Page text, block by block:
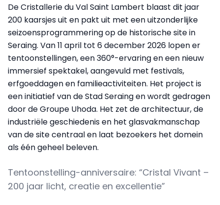
De Cristallerie du Val Saint Lambert blaast dit jaar
200 kaarsjes uit en pakt uit met een uitzonderlijke
seizoensprogrammering op de historische site in
Seraing. Van 11 april tot 6 december 2026 lopen er
tentoonstellingen, een 360°-ervaring en een nieuw
immersief spektakel, aangevuld met festivals,
erfgoeddagen en familieactiviteiten. Het project is
een initiatief van de Stad Seraing en wordt gedragen
door de Groupe Uhoda. Het zet de architectuur, de
industriële geschiedenis en het glasvakmanschap
van de site centraal en laat bezoekers het domein
als één geheel beleven.
Tentoonstelling-anniversaire: “Cristal Vivant –
200 jaar licht, creatie en excellentie”